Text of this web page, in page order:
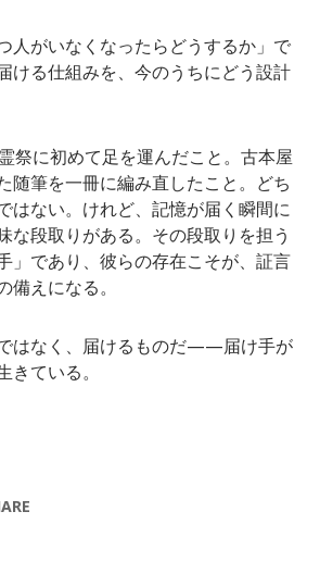
人がいなくなったらどうするか」で
ける仕組みを、今のうちにどう設計
祭に初めて足を運んだこと。古本屋
随筆を一冊に編み直したこと。どち
はない。けれど、記憶が届く瞬間に
な段取りがある。その段取りを担う
」であり、彼らの存在こそが、証言
えになる。
はなく、届けるものだ——届け手が
ている。